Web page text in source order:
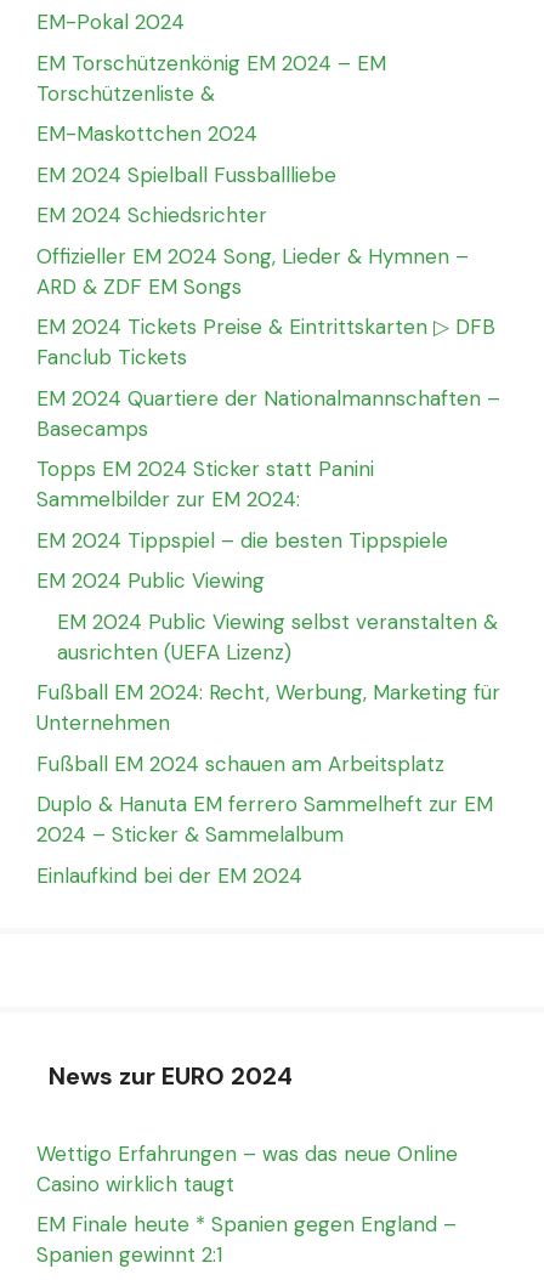
EM-Pokal 2024
EM Torschützenkönig EM 2024 – EM
Torschützenliste &
EM-Maskottchen 2024
EM 2024 Spielball Fussballliebe
EM 2024 Schiedsrichter
Offizieller EM 2024 Song, Lieder & Hymnen –
ARD & ZDF EM Songs
EM 2024 Tickets Preise & Eintrittskarten ▷ DFB
Fanclub Tickets
EM 2024 Quartiere der Nationalmannschaften –
Basecamps
Topps EM 2024 Sticker statt Panini
Sammelbilder zur EM 2024:
EM 2024 Tippspiel – die besten Tippspiele
EM 2024 Public Viewing
EM 2024 Public Viewing selbst veranstalten &
ausrichten (UEFA Lizenz)
Fußball EM 2024: Recht, Werbung, Marketing für
Unternehmen
Fußball EM 2024 schauen am Arbeitsplatz
Duplo & Hanuta EM ferrero Sammelheft zur EM
2024 – Sticker & Sammelalbum
Einlaufkind bei der EM 2024
News zur EURO 2024
Wettigo Erfahrungen – was das neue Online
Casino wirklich taugt
EM Finale heute * Spanien gegen England –
Spanien gewinnt 2:1